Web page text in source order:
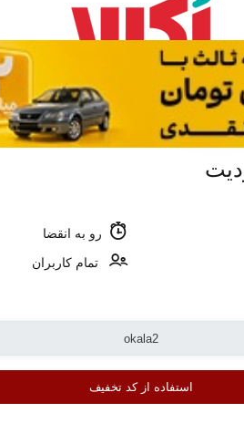
رو به انقضا
تمام کاربران
استفاده از کد تخفیف